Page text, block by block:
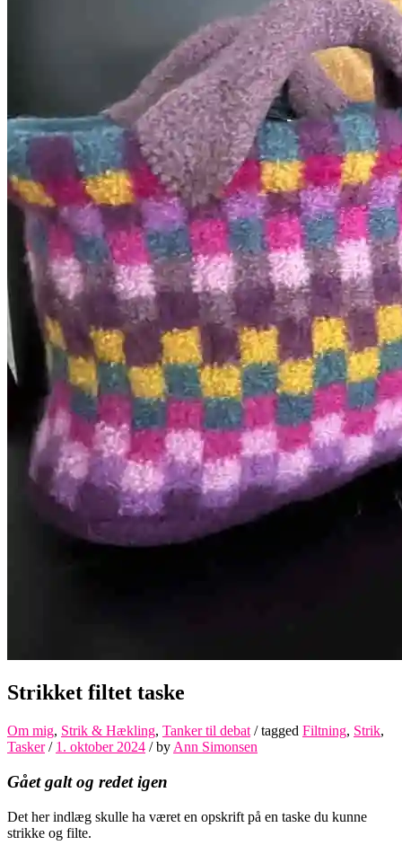
Strikket filtet taske
Om mig, Strik & Hækling, Tanker til debat / tagged Filtning, Strik,
Tasker/ 1. oktober 2024 /by Ann Simonsen
Gået galt og redet igen
Det her indlæg skulle ha været en opskrift på en taske du kunne
strikke og filte.